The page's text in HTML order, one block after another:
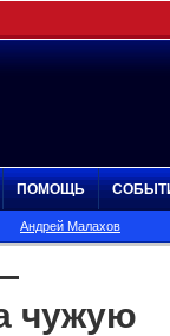
ПОМОЩЬ
Андрей Малахов
чужую